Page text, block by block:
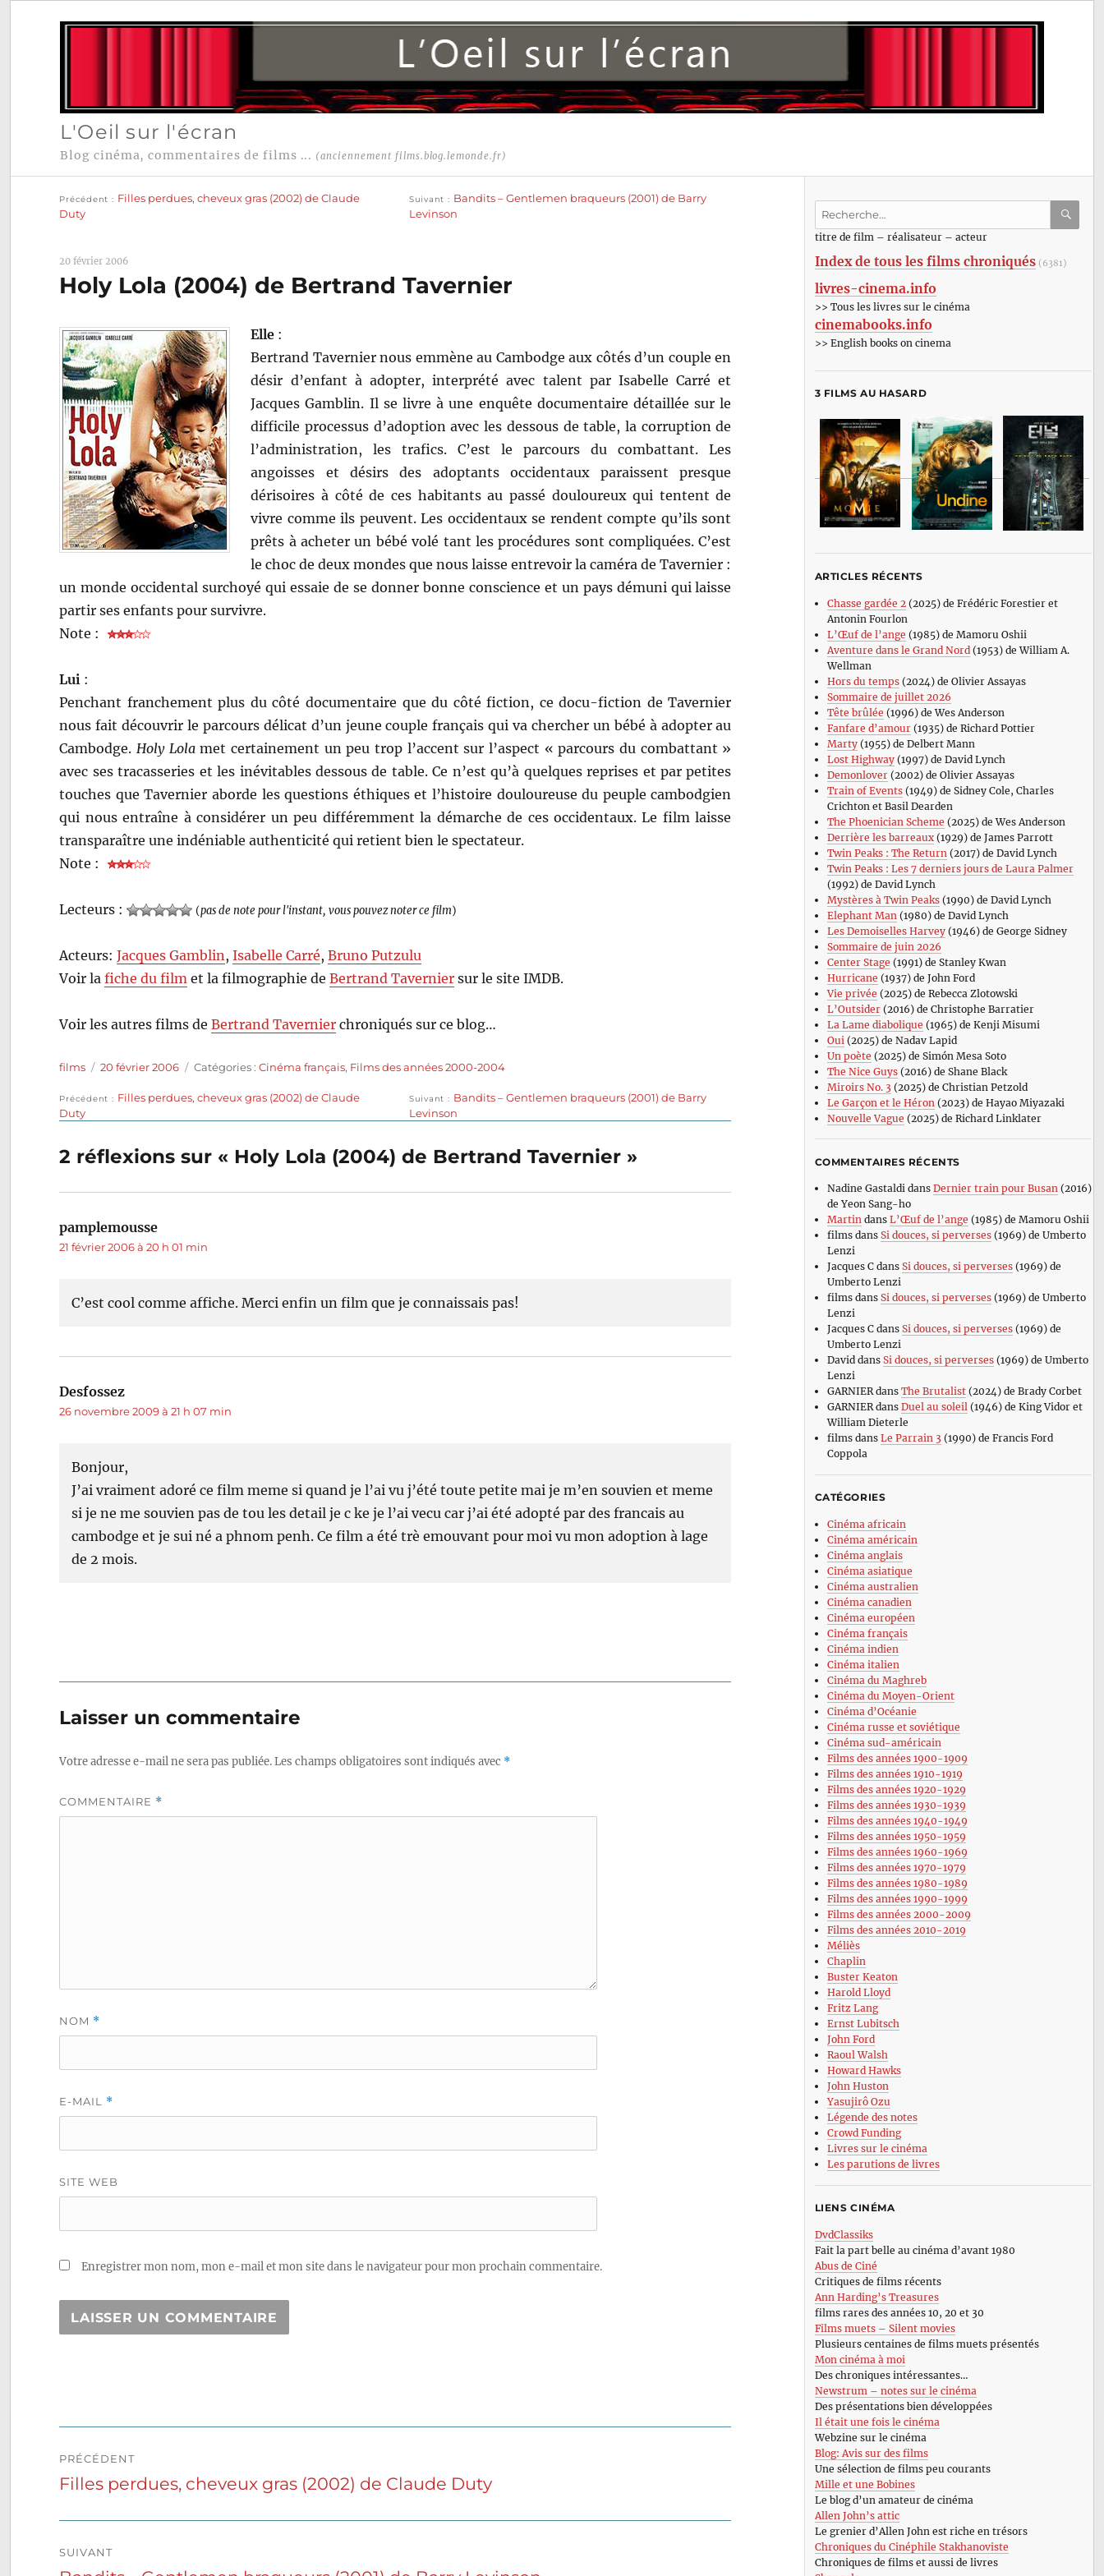
L'Oeil sur l'écran
Blog cinéma, commentaires de films ... (anciennement films.blog.lemonde.fr)
Navigation
de
Précédent
Filles perdues, cheveux gras (2002) de Claude
Duty
Suivant
Bandits – Gentlemen braqueurs (2001) de Barry
Levinson
20 février 2006
Holy Lola (2004) de Bertrand Tavernier
Elle :
Bertrand Tavernier nous emmène au Cambodge aux côtés d’un couple en
désir d’enfant à adopter, interprété avec talent par Isabelle Carré et
Jacques Gamblin. Il se livre à une enquête documentaire détaillée sur le
difficile processus d’adoption avec les dessous de table, la corruption de
l’administration, les trafics. C’est le parcours du combattant. Les
angoisses et désirs des adoptants occidentaux paraissent presque
dérisoires à côté de ces habitants au passé douloureux qui tentent de
vivre comme ils peuvent. Les occidentaux se rendent compte qu’ils sont
prêts à acheter un bébé volé tant les procédures sont compliquées. C’est
le choc de deux mondes que nous laisse entrevoir la caméra de Tavernier :
un monde occidental surchoyé qui essaie de se donner bonne conscience et un pays démuni qui laisse
partir ses enfants pour survivre.
Note :
Lui :
Penchant franchement plus du côté documentaire que du côté fiction, ce docu-fiction de Tavernier
nous fait découvrir le parcours délicat d’un jeune couple français qui va chercher un bébé à adopter au
Cambodge. Holy Lolamet certainement un peu trop l’accent sur l’aspect « parcours du combattant »
avec ses tracasseries et les inévitables dessous de table. Ce n’est qu’à quelques reprises et par petites
touches que Tavernier aborde les questions éthiques et l’histoire douloureuse du peuple cambodgien
qui nous entraîne à considérer un peu différemment la démarche de ces occidentaux. Le film laisse
transparaître une indéniable authenticité qui retient bien le spectateur.
Note :
Lecteurs : (pas de note pour l'instant, vous pouvez noter ce film)
Acteurs:Jacques Gamblin ,Isabelle Carré,Bruno Putzulu
Voir lafiche du film et la filmographie deBertrand Tavernier sur le site IMDB.
Voir les autres films deBertrand Tavernier chroniqués sur ce blog…
Auteur
films
Publié
20 février 2006 Catégories
Catégories :Cinéma français, Films des années 2000-2004
Navigation
Précédent
Publication
Filles perdues, cheveux gras (2002) de Claude
Duty
Suivant
Publication
suivante :
Bandits – Gentlemen braqueurs (2001) de Barry
Levinson
2 réflexions sur « Holy Lola (2004) de Bertrand Tavernier »
pamplemousse
21 février 2006 à 20 h 01 min
C’est cool comme affiche. Merci enfin un film que je connaissais pas!
Desfossez
26 novembre 2009 à 21 h 07 min
Bonjour,
J’ai vraiment adoré ce film meme si quand je l’ai vu j’été toute petite mai je m’en souvien et meme
si je ne me souvien pas de tou les detail je c ke je l’ai vecu car j’ai été adopté par des francais au
cambodge et je sui né a phnom penh. Ce film a été trè emouvant pour moi vu mon adoption à lage
de 2 mois.
Laisser un commentaire
Votre adresse e-mail ne sera pas publiée.Les champs obligatoires sont indiqués avec *
COMMENTAIRE *
NOM *
E-MAIL *
SITE WEB
Enregistrer mon nom, mon e-mail et mon site dans le navigateur pour mon prochain commentaire.
de
PRÉCÉDENT
Publication
Filles perdues, cheveux gras (2002) de Claude Duty
SUIVANT
Recherche
:titre de film – réalisateur – acteur
Index de tous les films chroniqués (6381)
livres-cinema.info
>> Tous les livres sur le cinéma
cinemabooks.info
>> English books on cinema
3 FILMS AU HASARD
ARTICLES RÉCENTS
Chasse gardée 2(2025) de Frédéric Forestier et
Antonin Fourlon
L’Œuf de l’ange (1985) de Mamoru Oshii
Aventure dans le Grand Nord(1953) de William A.
Wellman
Hors du temps(2024) de Olivier Assayas
Sommaire de juillet 2026
Tête brûlée (1996) de Wes Anderson
Fanfare d’amour(1935) de Richard Pottier
Marty(1955) de Delbert Mann
Lost Highway(1997) de David Lynch
Demonlover(2002) de Olivier Assayas
Train of Events(1949) de Sidney Cole, Charles
Crichton et Basil Dearden
The Phoenician Scheme (2025) de Wes Anderson
Derrière les barreaux(1929) de James Parrott
Twin Peaks : The Return (2017) de David Lynch
Twin Peaks : Les 7 derniers jours de Laura Palmer
(1992) de David Lynch
Mystères à Twin Peaks(1990) de David Lynch
Elephant Man (1980) de David Lynch
Les Demoiselles Harvey(1946) de George Sidney
Sommaire de juin 2026
Center Stage (1991) de Stanley Kwan
Hurricane (1937) de John Ford
Vie privée (2025) de Rebecca Zlotowski
L’Outsider(2016) de Christophe Barratier
La Lame diabolique (1965) de Kenji Misumi
Oui (2025) de Nadav Lapid
Un poète (2025) de Simón Mesa Soto
The Nice Guys(2016) de Shane Black
Miroirs No. 3 (2025) de Christian Petzold
Le Garçon et le Héron (2023) de Hayao Miyazaki
Nouvelle Vague (2025) de Richard Linklater
COMMENTAIRES RÉCENTS
Nadine Gastaldidans Dernier train pour Busan(2016)
de Yeon Sang-ho
Martindans L’Œuf de l’ange (1985) de Mamoru Oshii
filmsdans Si douces, si perverses(1969) de Umberto
Lenzi
Jacques Cdans Si douces, si perverses(1969) de
Umberto Lenzi
filmsdans Si douces, si perverses(1969) de Umberto
Lenzi
Jacques Cdans Si douces, si perverses(1969) de
Umberto Lenzi
Daviddans Si douces, si perverses(1969) de Umberto
Lenzi
GARNIERdans The Brutalist(2024) de Brady Corbet
GARNIERdans Duel au soleil(1946) de King Vidor et
William Dieterle
filmsdans Le Parrain 3 (1990) de Francis Ford
Coppola
CATÉGORIES
Cinéma africain
Cinéma américain
Cinéma anglais
Cinéma asiatique
Cinéma australien
Cinéma canadien
Cinéma européen
Cinéma français
Cinéma indien
Cinéma italien
Cinéma du Maghreb
Cinéma du Moyen-Orient
Cinéma d’Océanie
Cinéma russe et soviétique
Cinéma sud-américain
Films des années 1900-1909
Films des années 1910-1919
Films des années 1920-1929
Films des années 1930-1939
Films des années 1940-1949
Films des années 1950-1959
Films des années 1960-1969
Films des années 1970-1979
Films des années 1980-1989
Films des années 1990-1999
Films des années 2000-2009
Films des années 2010-2019
Méliès
Chaplin
Buster Keaton
Harold Lloyd
Fritz Lang
Ernst Lubitsch
John Ford
Raoul Walsh
Howard Hawks
John Huston
Yasujirô Ozu
Légende des notes
Crowd Funding
Livres sur le cinéma
Les parutions de livres
LIENS CINÉMA
DvdClassiks
Fait la part belle au cinéma d’avant 1980
Abus de Ciné
Critiques de films récents
Ann Harding’s Treasures
films rares des années 10, 20 et 30
Films muets – Silent movies
Plusieurs centaines de films muets présentés
Mon cinéma à moi
Des chroniques intéressantes…
Newstrum – notes sur le cinéma
Des présentations bien développées
Il était une fois le cinéma
Webzine sur le cinéma
Blog: Avis sur des films
Une sélection de films peu courants
Mille et une Bobines
Le blog d’un amateur de cinéma
Allen John’s attic
Le grenier d’Allen John est riche en trésors
Chroniques du Cinéphile Stakhanoviste
Chroniques de films et aussi de livres